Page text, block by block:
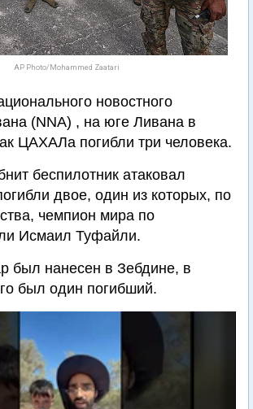
AP Photo/Mohammed Zaatari
новостного
(NNA) , на юге Ливана в
ЦАХАЛа погибли три человека.
беспилотник атаковал
двое, один из которых, по
чемпион мира по
Исмаил Туфайли.
был нанесен в Зебдине, в
был один погибший.